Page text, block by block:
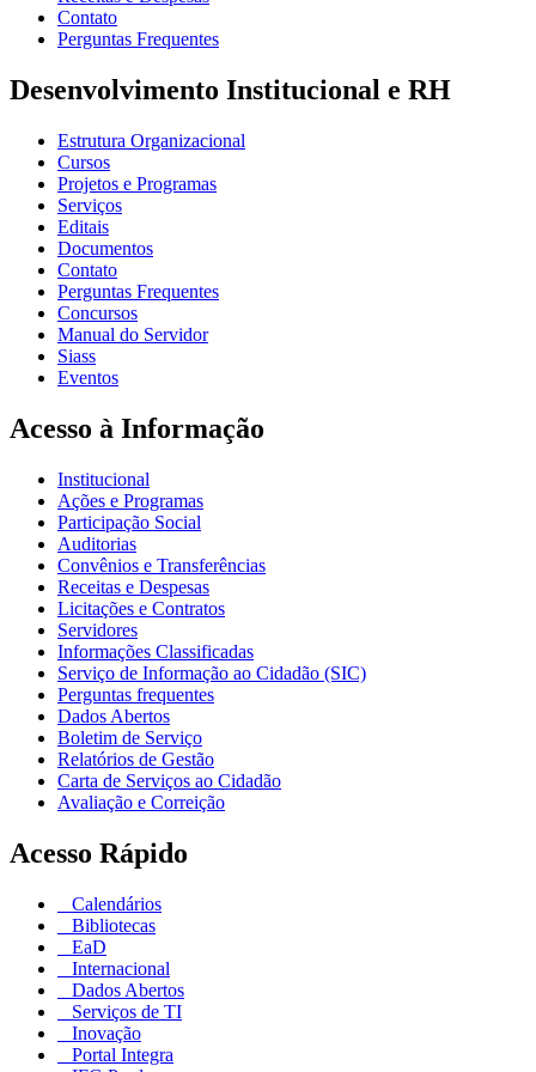
Contato
Perguntas Frequentes
Desenvolvimento Institucional e RH
Estrutura Organizacional
Cursos
Projetos e Programas
Serviços
Editais
Documentos
Contato
Perguntas Frequentes
Concursos
Manual do Servidor
Siass
Eventos
Acesso à Informação
Institucional
Ações e Programas
Participação Social
Auditorias
Convênios e Transferências
Receitas e Despesas
Licitações e Contratos
Servidores
Informações Classificadas
Serviço de Informação ao Cidadão (SIC)
Perguntas frequentes
Dados Abertos
Boletim de Serviço
Relatórios de Gestão
Carta de Serviços ao Cidadão
Avaliação e Correição
Acesso Rápido
Calendários
Bibliotecas
EaD
Internacional
Dados Abertos
Serviços de TI
Inovação
Portal Integra